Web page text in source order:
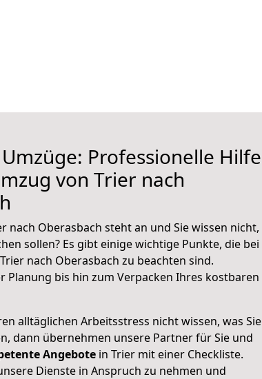
Professionelle Hilfe
von Trier nach
nach Oberasbach steht an und Sie wissen nicht,
sollen? Es gibt einige wichtige Punkte, die bei
nach Oberasbach zu beachten sind.
Planung bis hin zum Verpacken Ihres kostbaren
alltäglichen Arbeitsstress nicht wissen, was Sie
dann übernehmen unsere Partner für Sie und
Angebote in Trier mit einer Checkliste.
Dienste in Anspruch zu nehmen und